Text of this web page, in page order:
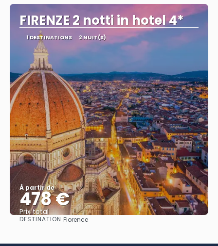
FIRENZE 2 notti in hotel 4*
1 DESTINATIONS 2 NUIT(S)
À partir de
478 €
Prix ​​total
DESTINATION:Florence